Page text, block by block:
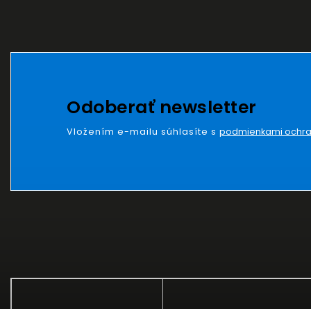
Odoberať newsletter
Vložením e-mailu súhlasíte s podmienkami